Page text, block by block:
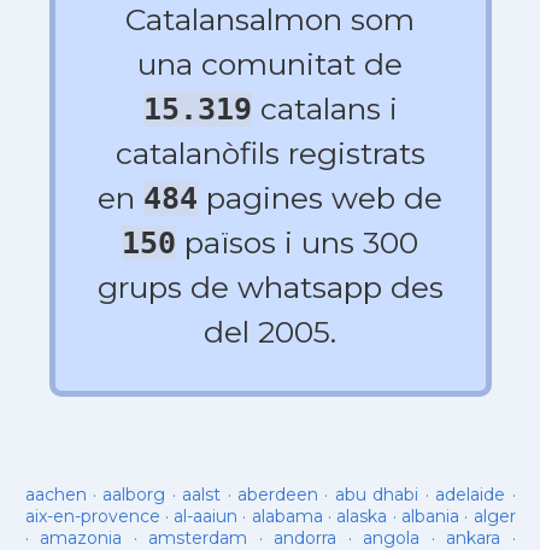
Catalansalmon som
una comunitat de
15.319 catalans i
catalanòfils registrats
en 484 pagines web de
150 països i uns 300
grups de whatsapp des
del 2005.
aachen · aalborg · aalst · aberdeen · abu dhabi · adelaide ·
aix-en-provence · al-aaiun · alabama · alaska · albania · alger
· amazonia · amsterdam · andorra · angola · ankara ·